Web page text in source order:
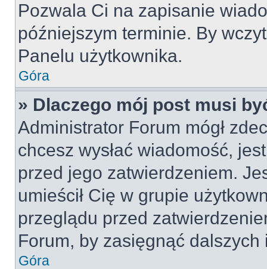
Pozwala Ci na zapisanie
późniejszym terminie. By
Panelu użytkownika.
Góra
» Dlaczego mój post musi
Administrator Forum mógł
chcesz wysłać wiadomość,
przed jego zatwierdzeniem.
umieścił Cię w grupie
przeglądu przed
Forum, by zasięgnąć dalszych
Góra